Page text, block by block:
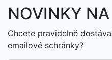
NOVINKY
Chcete pravidelně
emailové schránky?